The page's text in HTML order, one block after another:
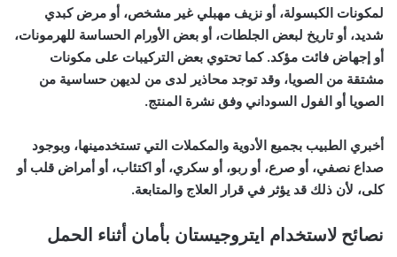
لمكونات الكبسولة، أو نزيف مهبلي غير مشخص، أو مرض كبدي
شديد، أو تاريخ لبعض الجلطات، أو بعض الأورام الحساسة للهرمونات،
أو إجهاض فائت مؤكد. كما تحتوي بعض التركيبات على مكونات
مشتقة من الصويا، وقد توجد محاذير لدى من لديهن حساسية من
الصويا أو الفول السوداني وفق نشرة المنتج.
أخبري الطبيب بجميع الأدوية والمكملات التي تستخدمينها، وبوجود
صداع نصفي، أو صرع، أو ربو، أو سكري، أو اكتئاب، أو أمراض قلب أو
كلى، لأن ذلك قد يؤثر في قرار العلاج والمتابعة.
نصائح لاستخدام ايتروجيستان بأمان أثناء الحمل